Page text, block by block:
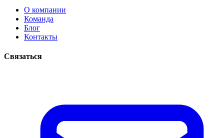
О компании
Команда
Блог
Контакты
Связаться